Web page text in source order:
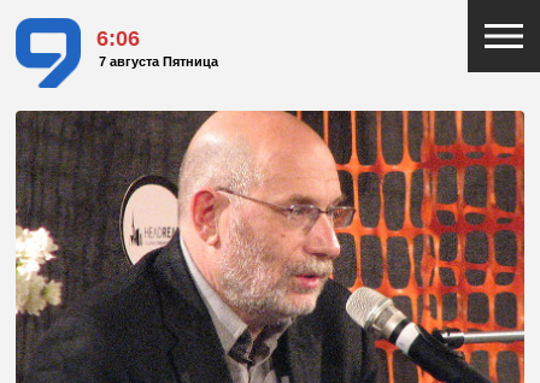
6:06
7 августа Пятница